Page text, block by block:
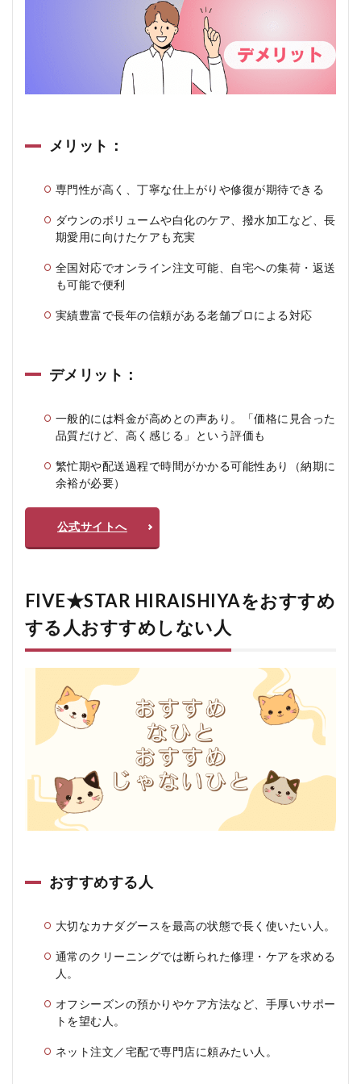
メリット：
専門性が高く、丁寧な仕上がりや修復が期待できる
ダウンのボリュームや白化のケア、撥水加工など、長
期愛用に向けたケアも充実
全国対応でオンライン注文可能、自宅への集荷・返送
も可能で便利
実績豊富で長年の信頼がある老舗プロによる対応
デメリット：
一般的には料金が高めとの声あり。「価格に見合った
品質だけど、高く感じる」という評価も
繁忙期や配送過程で時間がかかる可能性あり（納期に
余裕が必要）
公式サイトへ
FIVE★STAR HIRAISHIYAをおすすめ
する人おすすめしない人
おすすめする人
大切なカナダグースを最高の状態で長く使いたい人。
通常のクリーニングでは断られた修理・ケアを求める
人。
オフシーズンの預かりやケア方法など、手厚いサポー
トを望む人。
ネット注文／宅配で専門店に頼みたい人。